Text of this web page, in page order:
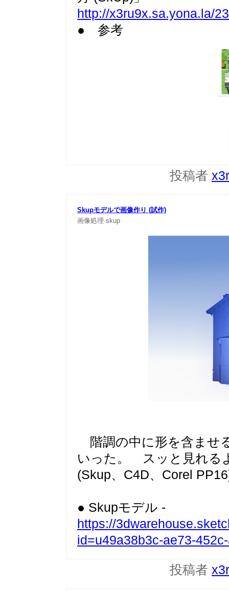
http://x3ru9x.sa.yona.la/
● 参考
投稿者
Skupモデルで画像作り (試作)
画像処理 skup
階調の中に形を含ませ
いった。 スッと見れる
(Skup、C4D、Corel
● Skupモデル -
https://
id=u49a38b3c-ae73-
投稿者